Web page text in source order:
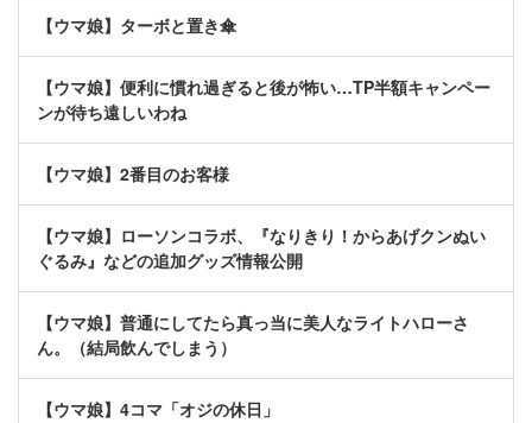
【ウマ娘】ターボと置き傘
【ウマ娘】便利に慣れ過ぎると後が怖い…TP半額キャンペー
ンが待ち遠しいわね
【ウマ娘】2番目のお客様
【ウマ娘】ローソンコラボ、『なりきり！からあげクンぬい
ぐるみ』などの追加グッズ情報公開
【ウマ娘】普通にしてたら真っ当に美人なライトハローさ
ん。（結局飲んでしまう）
【ウマ娘】4コマ「オジの休日」